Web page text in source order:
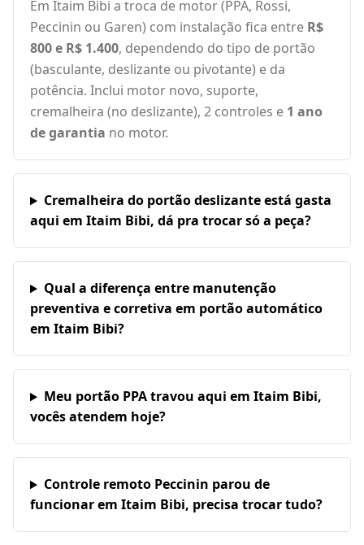
Em Itaim Bibi a troca de motor (PPA, Rossi,
Peccinin ou Garen) com instalação fica entre R$
800 e R$ 1.400, dependendo do tipo de portão
(basculante, deslizante ou pivotante) e da
potência. Inclui motor novo, suporte,
cremalheira (no deslizante), 2 controles e 1 ano
de garantia no motor.
Cremalheira do portão deslizante está gasta
aqui em Itaim Bibi, dá pra trocar só a peça?
Qual a diferença entre manutenção
preventiva e corretiva em portão automático
em Itaim Bibi?
Meu portão PPA travou aqui em Itaim Bibi,
vocês atendem hoje?
Controle remoto Peccinin parou de
funcionar em Itaim Bibi, precisa trocar tudo?